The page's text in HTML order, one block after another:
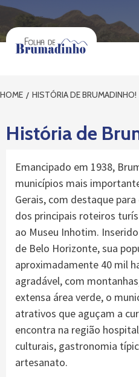
Skip
content
HOME HISTÓRIA DE BRUMADINHO!
História de
Emancipado em 1938,
municípios mais
Gerais, com destaque
dos principais roteiros
ao Museu Inhotim.
de Belo Horizonte, sua
aproximadamente 40 mil
agradável, com
extensa área verde, o
atrativos que aguçam a
encontra na região
culturais, gastronomia
artesanato.